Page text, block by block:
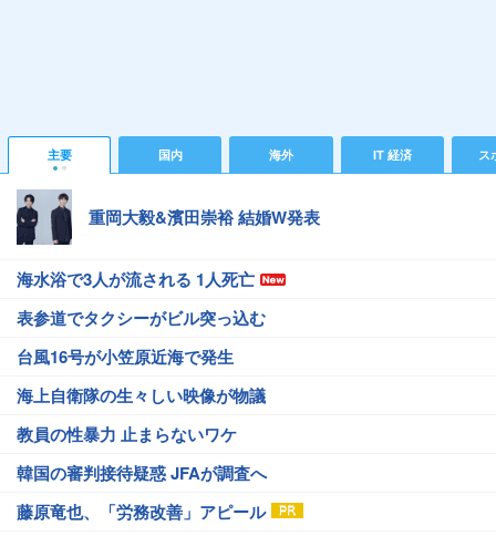
主要 国内 海外 IT 経済 ス
重岡大毅&濱田崇裕 結婚W発表
海水浴で3人が流される 1人死亡
表参道でタクシーがビル突っ込む
台風16号が小笠原近海で発生
海上自衛隊の生々しい映像が物議
教員の性暴力 止まらないワケ
韓国の審判接待疑惑 JFAが調査へ
藤原竜也、「労務改善」アピール